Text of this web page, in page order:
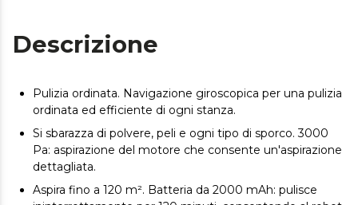
Descrizione
Pulizia ordinata. Navigazione giroscopica per una pulizia
ordinata ed efficiente di ogni stanza.
Si sbarazza di polvere, peli e ogni tipo di sporco. 3000
Pa: aspirazione del motore che consente un'aspirazione
dettagliata.
Aspira fino a 120 m². Batteria da 2000 mAh: pulisce